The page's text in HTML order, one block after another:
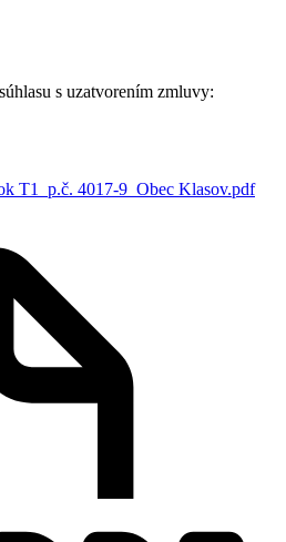
s uzatvorením zmluvy:
T1_p.č. 4017-9_Obec Klasov.pdf